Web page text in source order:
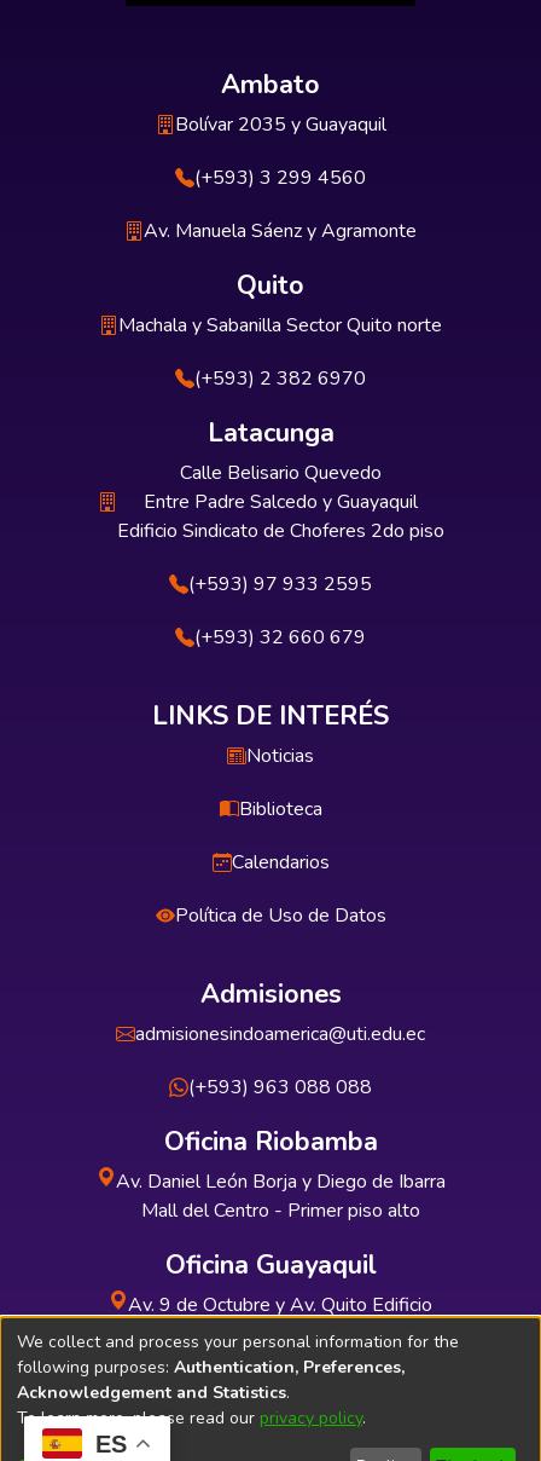
ES
Ambato
Bolívar 2035 y Guayaquil
(+593) 3 299 4560
Av. Manuela Sáenz y Agramonte
Quito
Machala y Sabanilla Sector Quito norte
(+593) 2 382 6970
Latacunga
Calle Belisario Quevedo
Entre Padre Salcedo y Guayaquil
Edificio Sindicato de Choferes 2do piso
(+593) 97 933 2595
(+593) 32 660 679
LINKS DE INTERÉS
Noticias
Biblioteca
Calendarios
Política de Uso de Datos
Admisiones
admisionesindoamerica@uti.edu.ec
(+593) 963 088 088
Oficina Riobamba
Av. Daniel León Borja y Diego de Ibarra
Mall del Centro - Primer piso alto
Oficina Guayaquil
Av. 9 de Octubre y Av. Quito Edificio
INDUAUTO - Planta baja
Soporte Técnico Bibliolatino.com
We collect and process your personal information for the
following purposes: Authentication, Preferences,
Acknowledgement and Statistics.
To learn more, please read our privacy policy.